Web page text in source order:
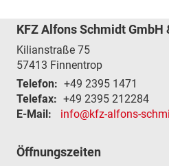
KFZ Alfons Schmidt GmbH
Kilianstraße 75
57413 Finnentrop
Telefon: +49 2395 1471
Telefax: +49 2395 212284
E-Mail:
info@kfz-alfons-
Öffnungszeiten